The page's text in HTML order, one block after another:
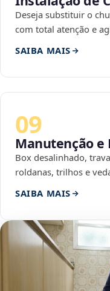
Deseja substituir o
com total atenção e
SAIBA MAIS
09
Manutenção e
Box desalinhado,
roldanas, trilhos e
SAIBA MAIS